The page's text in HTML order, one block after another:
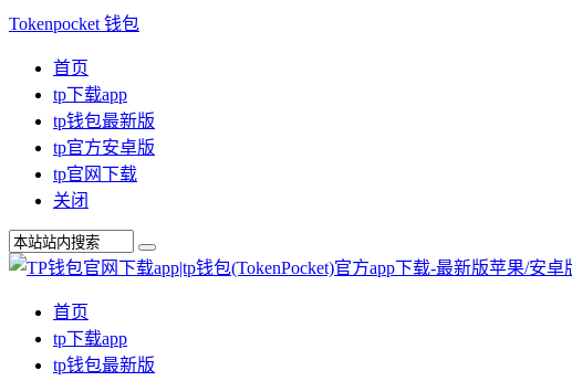
Tokenpocket 钱包
首页
tp下载app
tp钱包最新版
tp官方安卓版
tp官网下载
关闭
首页
tp下载app
tp钱包最新版